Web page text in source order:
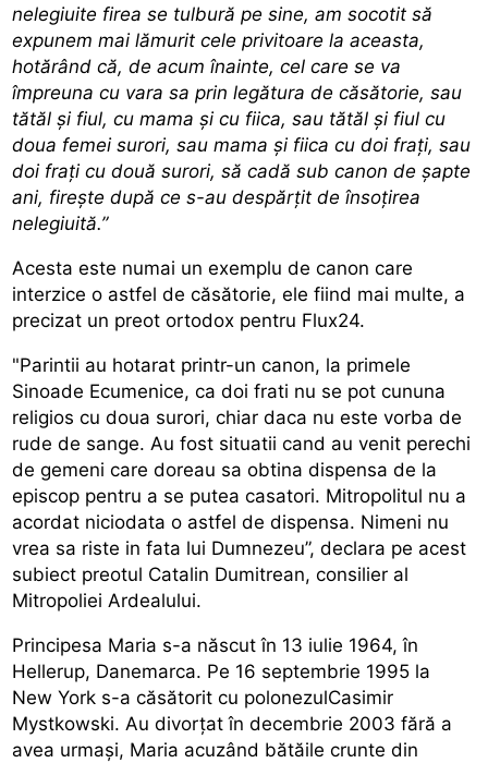
nelegiuite firea se tulbură pe sine, am socotit să
expunem mai lămurit cele privitoare la aceasta,
hotărând că, de acum înainte, cel care se va
împreuna cu vara sa prin legătura de căsătorie, sau
tătăl și fiul, cu mama și cu fiica, sau tătăl și fiul cu
doua femei surori, sau mama și fiica cu doi frați, sau
doi frați cu două surori, să cadă sub canon de șapte
ani, firește după ce s-au despărțit de însoțirea
nelegiuită.”
Acesta este numai un exemplu de canon care
interzice o astfel de căsătorie, ele fiind mai multe, a
precizat un preot ortodox pentru Flux24.
"Parintii au hotarat printr-un canon, la primele
Sinoade Ecumenice, ca doi frati nu se pot cununa
religios cu doua surori, chiar daca nu este vorba de
rude de sange. Au fost situatii cand au venit perechi
de gemeni care doreau sa obtina dispensa de la
episcop pentru a se putea casatori. Mitropolitul nu a
acordat niciodata o astfel de dispensa. Nimeni nu
vrea sa riste in fata lui Dumnezeu”, declara pe acest
subiect preotul Catalin Dumitrean, consilier al
Mitropoliei Ardealului.
Principesa Maria s-a născut în 13 iulie 1964, în
Hellerup, Danemarca. Pe 16 septembrie 1995 la
New York s-a căsătorit cu polonezulCasimir
Mystkowski. Au divorțat în decembrie 2003 fără a
avea urmași, Maria acuzând bătăile crunte din